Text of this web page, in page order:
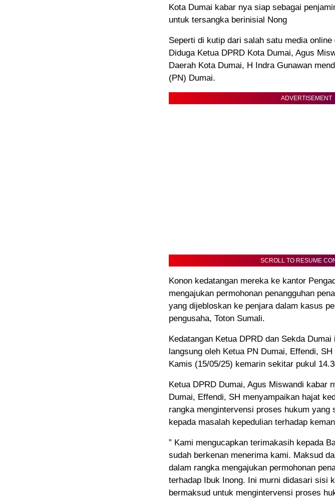
Kota Dumai kabar nya siap sebagai
untuk tersangka berinisial Nong
Seperti di kutip dari salah satu media
Diduga Ketua DPRD Kota Dumai, Agus
Daerah Kota Dumai, H Indra Gunawan
(PN) Dumai.
ADVERTISEMENT
SCROLL TO RESUME
Konon kedatangan mereka ke kantor
mengajukan permohonan penangguhan
yang dijebloskan ke penjara dalam kasus
pengusaha, Toton Sumali.
Kedatangan Ketua DPRD dan Sekda
langsung oleh Ketua PN Dumai, Effendi,
Kamis (15/05/25) kemarin sekitar pukul
Ketua DPRD Dumai, Agus Miswandi kabar
Dumai, Effendi, SH menyampaikan hajat
rangka mengintervensi proses hukum yang
kepada masalah kepedulian terhadap
” Kami mengucapkan terimakasih kepada
sudah berkenan menerima kami. Maksud
dalam rangka mengajukan permohonan
terhadap Ibuk Inong. Ini murni didasari sisi
bermaksud untuk mengintervensi proses